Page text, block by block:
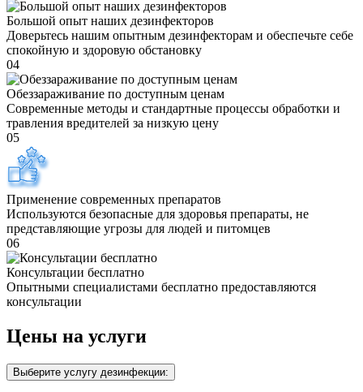
Большой опыт наших дезинфекторов
Доверьтесь нашим опытным дезинфекторам и обеспечьте себе
спокойную и здоровую обстановку
04
Обеззараживание по доступным ценам
Современные методы и стандартные процессы обработки и
травления вредителей за низкую цену
05
Применение современных препаратов
Используются безопасные для здоровья препараты, не
представляющие угрозы для людей и питомцев
06
Консультации бесплатно
Опытными специалистами бесплатно предоставляются
консультации
Цены на услуги
Выберите услугу дезинфекции: